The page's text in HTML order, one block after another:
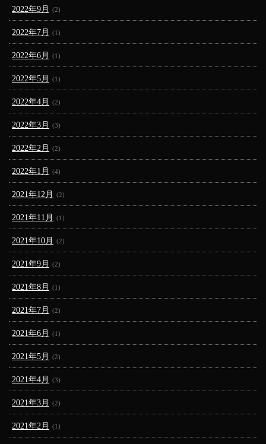
2022年9月 (2)
2022年7月 (1)
2022年6月 (1)
2022年5月 (1)
2022年4月 (2)
2022年3月 (3)
2022年2月 (2)
2022年1月 (4)
2021年12月 (2)
2021年11月 (1)
2021年10月 (2)
2021年9月 (2)
2021年8月 (1)
2021年7月 (2)
2021年6月 (1)
2021年5月 (2)
2021年4月 (3)
2021年3月 (2)
2021年2月 (1)